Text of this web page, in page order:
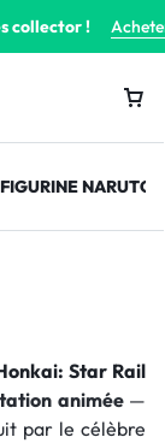
collector !
FIGURINE NARUTO
Star Rail
animée—
par le célèbre